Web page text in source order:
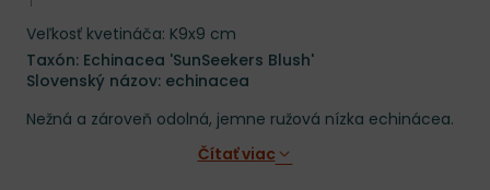
Veľkosť kvetináča: K9x9 cm
Taxón: Echinacea 'SunSeekers Blush'
Slovenský názov: echinacea
Nežná a zároveň odolná, jemne ružová nízka echinácea.
Čítať viac